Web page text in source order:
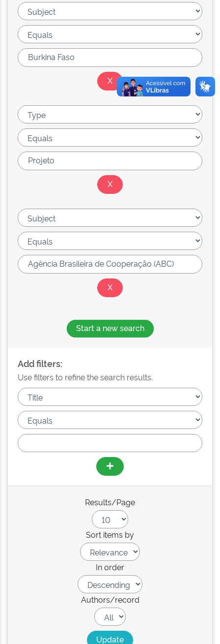
Start a new search
Add filters:
Use filters to refine the search results.
Results/Page
Sort items by
In order
Authors/record